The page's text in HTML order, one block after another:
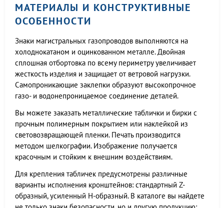
МАТЕРИАЛЫ И КОНСТРУКТИВНЫЕ
ОСОБЕННОСТИ
Знаки магистральных газопроводов выполняются на
холоднокатаном и оцинкованном металле. Двойная
сплошная отбортовка по всему периметру увеличивает
жесткость изделия и защищает от ветровой нагрузки.
Самопроникающие заклепки образуют высокопрочное
газо- и водонепроницаемое соединение деталей.
Вы можете заказать металлические таблички и бирки с
прочным полимерным покрытием или наклейкой из
световозвращающей пленки. Печать производится
методом шелкографии. Изображение получается
красочным и стойким к внешним воздействиям.
Для крепления табличек предусмотрены различные
варианты исполнения кронштейнов: стандартный Z-
образный, усиленный Н-образный. В каталоге вы найдете